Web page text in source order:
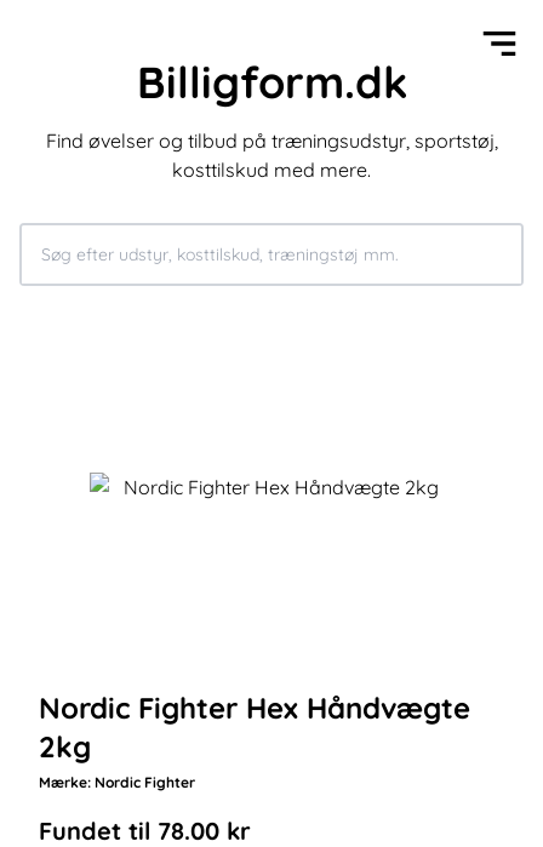
Billigform.dk
Find øvelser og tilbud på træningsudstyr, sportstøj,
kosttilskud med mere.
Nordic Fighter Hex Håndvægte
2kg
Mærke: Nordic Fighter
Fundet til 78.00 kr